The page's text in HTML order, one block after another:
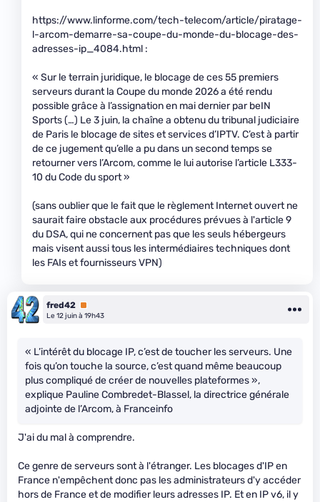
https://www.linforme.com/tech-telecom/article/piratage-
l-arcom-demarre-sa-coupe-du-monde-du-blocage-des-
adresses-ip_4084.html :
« Sur le terrain juridique, le blocage de ces 55 premiers
serveurs durant la Coupe du monde 2026 a été rendu
possible grâce à l’assignation en mai dernier par beIN
Sports (…) Le 3 juin, la chaîne a obtenu du tribunal judiciaire
de Paris le blocage de sites et services d’IPTV. C’est à partir
de ce jugement qu’elle a pu dans un second temps se
retourner vers l’Arcom, comme le lui autorise l’article L333-
10 du Code du sport »
(sans oublier que le fait que le règlement Internet ouvert ne
saurait faire obstacle aux procédures prévues à l'article 9
du DSA, qui ne concernent pas que les seuls hébergeurs
mais visent aussi tous les intermédiaires techniques dont
les FAIs et fournisseurs VPN)
fred42 Premium
Le 12 juin à 19h43
« L’intérêt du blocage IP, c’est de toucher les serveurs. Une
fois qu’on touche la source, c’est quand même beaucoup
plus compliqué de créer de nouvelles plateformes »,
explique Pauline Combredet-Blassel, la directrice générale
adjointe de l’Arcom, à Franceinfo
J'ai du mal à comprendre.
Ce genre de serveurs sont à l'étranger. Les blocages d'IP en
France n'empêchent donc pas les administrateurs d'y accéder
hors de France et de modifier leurs adresses IP. Et en IP v6, il y